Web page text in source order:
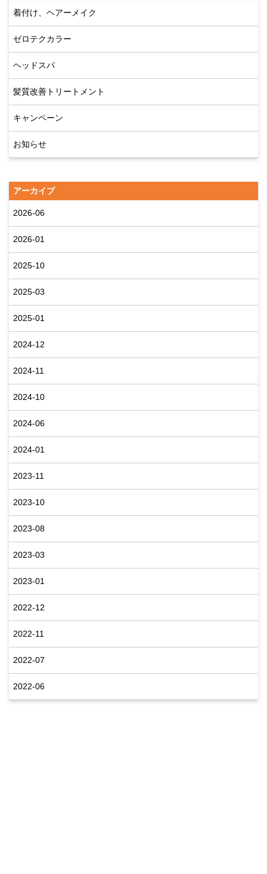
着付け、ヘアーメイク
ゼロテクカラー
ヘッドスパ
髪質改善トリートメント
キャンペーン
お知らせ
アーカイブ
2026-06
2026-01
2025-10
2025-03
2025-01
2024-12
2024-11
2024-10
2024-06
2024-01
2023-11
2023-10
2023-08
2023-03
2023-01
2022-12
2022-11
2022-07
2022-06